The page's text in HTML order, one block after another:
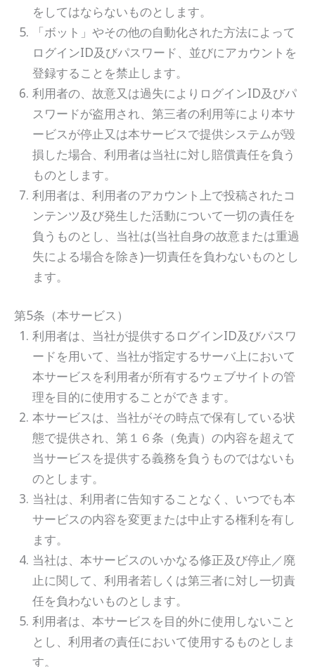
をしてはならないものとします。
「ボット」やその他の自動化された方法によって
ログインID及びパスワード、並びにアカウントを
登録することを禁止します。
利用者の、故意又は過失によりログインID及びパ
スワードが盗用され、第三者の利用等により本サ
ービスが停止又は本サービスで提供システムが毀
損した場合、利用者は当社に対し賠償責任を負う
ものとします。
利用者は、利用者のアカウント上で投稿されたコ
ンテンツ及び発生した活動について一切の責任を
負うものとし、当社は(当社自身の故意または重過
失による場合を除き)一切責任を負わないものとし
ます。
第5条（本サービス）
利用者は、当社が提供するログインID及びパスワ
ードを用いて、当社が指定するサーバ上において
本サービスを利用者が所有するウェブサイトの管
理を目的に使用することができます。
本サービスは、当社がその時点で保有している状
態で提供され、第１６条（免責）の内容を超えて
当サービスを提供する義務を負うものではないも
のとします。
当社は、利用者に告知することなく、いつでも本
サービスの内容を変更または中止する権利を有し
ます。
当社は、本サービスのいかなる修正及び停止／廃
止に関して、利用者若しくは第三者に対し一切責
任を負わないものとします。
利用者は、本サービスを目的外に使用しないこと
とし、利用者の責任において使用するものとしま
す。